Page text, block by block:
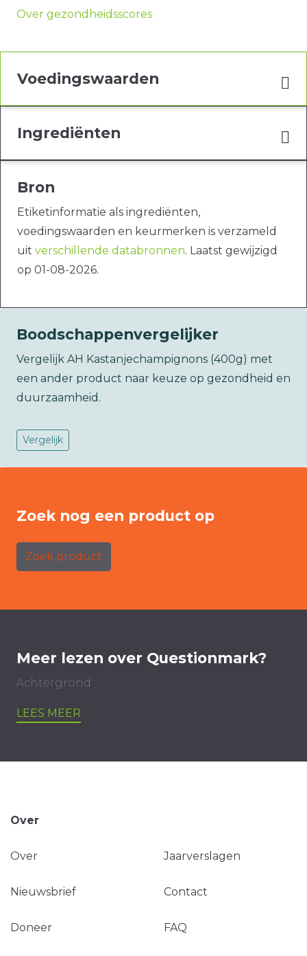
Over gezondheidsscores
Voedingswaarden
Ingrediënten
Bron
Etiketinformatie als ingrediënten,
voedingswaarden en keurmerken is verzameld
uit verschillende databronnen. Laatst gewijzigd
op 01-08-2026.
Boodschappenvergelijker
Vergelijk AH Kastanjechampignons (400g) met
een ander product naar keuze op gezondheid en
duurzaamheid.
Vergelijk
Zoek nog een product op
Zoek product
Meer lezen over Questionmark?
Achtergrond
LEES MEER
Over
Over Jaarverslagen
Nieuwsbrief Contact
Doneer FAQ